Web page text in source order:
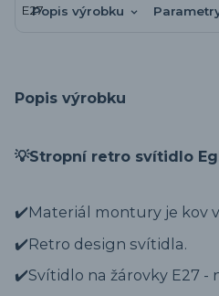
Popis výrobku
Popis výrobku
💡Stropní retro svítidlo
✔️Materiál montury je kov
✔️Retro design svítidla.
✔️Svítidlo na žárovky E27 -